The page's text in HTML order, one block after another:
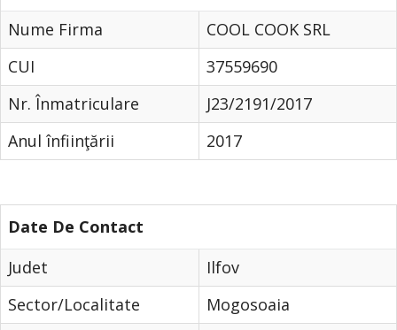
Nume Firma
COOL COOK SRL
CUI
37559690
Nr. Înmatriculare
J23/2191/2017
Anul înfiinţării
2017
Date De Contact
Judet
Ilfov
Sector/Localitate
Mogosoaia